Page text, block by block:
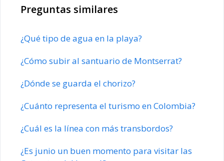
Preguntas similares
¿Qué tipo de agua en la playa?
¿Cómo subir al santuario de Montserrat?
¿Dónde se guarda el chorizo?
¿Cuánto representa el turismo en Colombia?
¿Cuál es la línea con más transbordos?
¿Es junio un buen momento para visitar las